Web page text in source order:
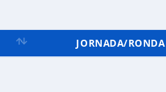
JORNADA/RONDA